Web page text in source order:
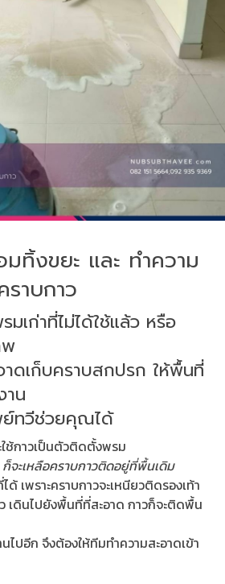
ทิ้งขยะ และ ทำความ
าบกาว
เก่าที่ไม่ได้ใช้แล้ว หรือ
พ
าดเก็บคราบสกปรก ให้พื้นที่
าน
ทวีช่วยคุณได้
ช้กาวเป็นตัวติดตั้งพรม
จะเหลือคราบกาวติดอยู่ที่พื้นเดิม
ด้ เพราะคราบกาวจะเหนียวติดรองเท้า
เดินไปยังพื้นที่ที่สะอาด กาวก็จะติดพื้น
ไปอีก จึงต้องให้ทีมทำความสะอาดเข้า